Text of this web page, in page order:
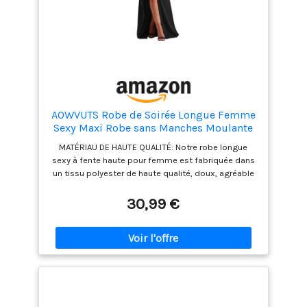
AOWVUTS Robe de Soirée Longue Femme
Sexy Maxi Robe sans Manches Moulante
Chic et Elégant Robes à Col Carré Robes
de Fête Bodycon à Fendue pour Cocktail
Party Nuit Cérémonie Mariage Invité
MATÉRIAU DE HAUTE QUALITÉ: Notre robe longue
sexy à fente haute pour femme est fabriquée dans
un tissu polyester de haute qualité, doux, agréable
rapidement, pour un confort optimal. Elle vous
offrira une expérience vestimentaire confortable.
DESIGN TENDANCE: Cette robe longue sexy pour
femme est sans manches, avec un décolleté carré,
une couleur unie et une fente haute, qui permet de
mettre en valeur vos jambes fines, tout en
30,99 €